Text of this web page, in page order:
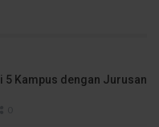
5 Kampus dengan Jurusan